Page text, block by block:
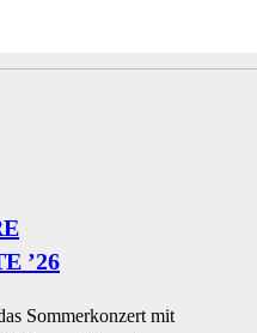
’26
Sommerkonzert mit